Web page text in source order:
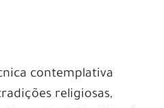
contemplativa
religiosas,